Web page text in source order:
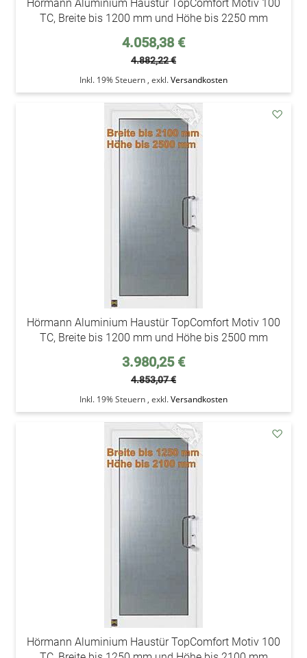
Hörmann Aluminium Haustür TopComfort Motiv 100
TC, Breite bis 1200 mm und Höhe bis 2250 mm
Sonderpreis
4.058,38 €
4.882,22 €
Inkl. 19% Steuern , exkl.Versandkosten
Hörmann Aluminium Haustür TopComfort Motiv 100
TC, Breite bis 1200 mm und Höhe bis 2500 mm
Sonderpreis
3.980,25 €
4.853,07 €
Inkl. 19% Steuern , exkl.Versandkosten
Hörmann Aluminium Haustür TopComfort Motiv 100